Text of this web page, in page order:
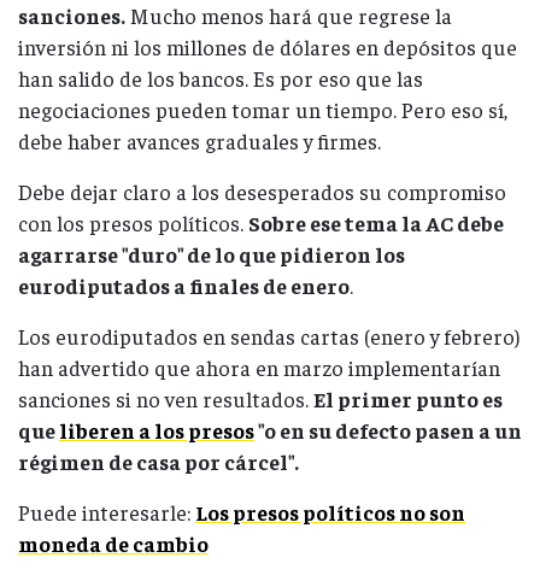
sanciones. Mucho menos hará que regrese la
inversión ni los millones de dólares en depósitos que
han salido de los bancos. Es por eso que las
negociaciones pueden tomar un tiempo. Pero eso sí,
debe haber avances graduales y firmes.
Debe dejar claro a los desesperados su compromiso
con los presos políticos. Sobre ese tema la AC debe
agarrarse "duro" de lo que pidieron los
eurodiputados a finales de enero.
Los eurodiputados en sendas cartas (enero y febrero)
han advertido que ahora en marzo implementarían
sanciones si no ven resultados.El primer punto es
queliberen a los presos"o en su defecto pasen a un
régimen de casa por cárcel".
Puede interesarle: Los presos políticos no son
moneda de cambio